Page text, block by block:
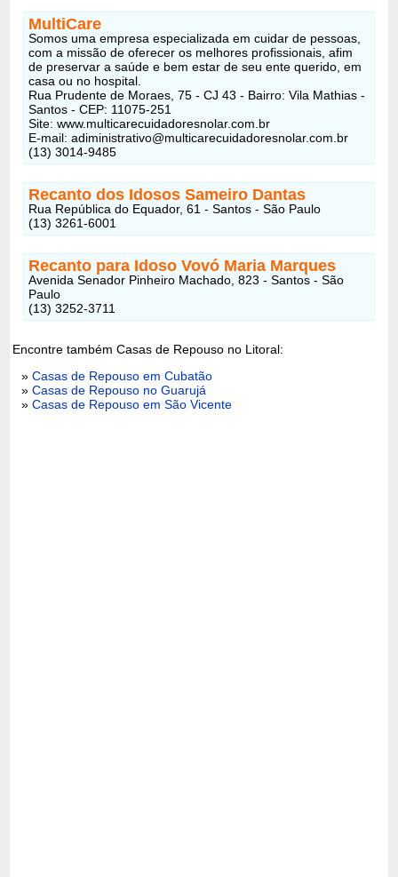
MultiCare
Somos uma empresa especializada em cuidar de pessoas,
com a missão de oferecer os melhores profissionais, afim
de preservar a saúde e bem estar de seu ente querido, em
casa ou no hospital.
Rua Prudente de Moraes, 75 - CJ 43 - Bairro: Vila Mathias -
Santos - CEP: 11075-251
Site: www.multicarecuidadoresnolar.com.br
E-mail: adiministrativo@multicarecuidadoresnolar.com.br
(13) 3014-9485
Recanto dos Idosos Sameiro Dantas
Rua República do Equador, 61 - Santos - São Paulo
(13) 3261-6001
Recanto para Idoso Vovó Maria Marques
Avenida Senador Pinheiro Machado, 823 - Santos - São
Paulo
(13) 3252-3711
Encontre também Casas de Repouso no Litoral:
»Casas de Repouso em Cubatão
»Casas de Repouso no Guarujá
»Casas de Repouso em São Vicente